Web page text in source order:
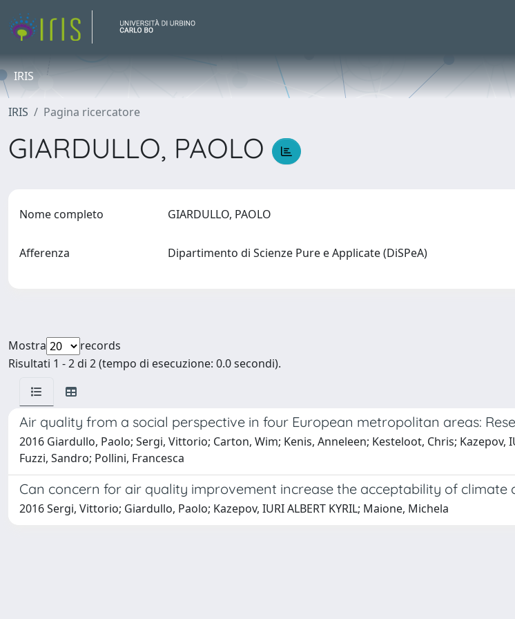
IRIS
IRIS Pagina ricercatore
GIARDULLO, PAOLO
Nome completo GIARDULLO, PAOLO
Afferenza Dipartimento di Scienze Pure e Applicate (DiSPeA)
Mostra
records
Risultati 1 - 2 di 2 (tempo di esecuzione: 0.0 secondi).
Air quality from a social perspective in four European metropolitan areas:
2016 Giardullo, Paolo; Sergi, Vittorio; Carton, Wim; Kenis, Anneleen; Kesteloot, Chris; Kazepov,
Fuzzi, Sandro; Pollini, Francesca
Can concern for air quality improvement increase the acceptability of climate
2016 Sergi, Vittorio; Giardullo, Paolo; Kazepov, IURI ALBERT KYRIL; Maione, Michela